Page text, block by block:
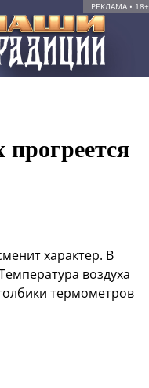
РЕКЛАМА • 18+
характер. В
воздуха
термометров